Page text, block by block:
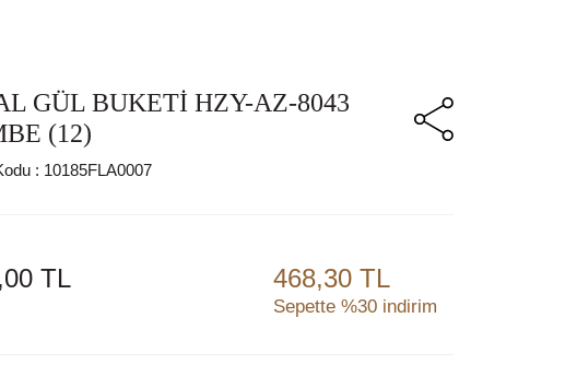
GÜL BUKETİ HZY-AZ-8043
(12)
: 10185FLA0007
TL 468,30 TL
Sepette %30 indirim